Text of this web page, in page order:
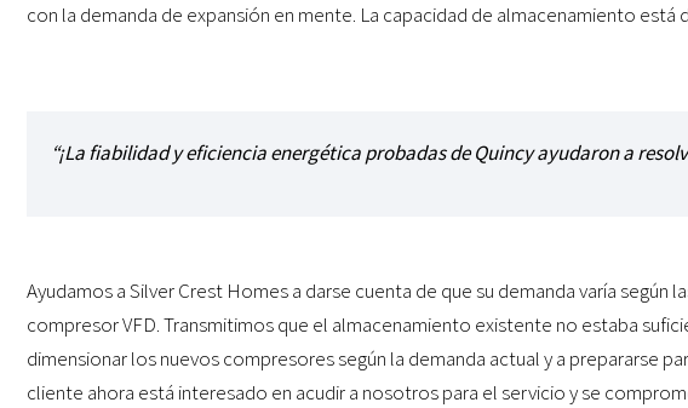
con la demanda de expansión en mente. La capacidad de almacenamiento
“¡La fiabilidad y eficiencia energética probadas de Quincy ayudaron a
Ayudamos a Silver Crest Homes a darse cuenta de que su demanda varía
compresor VFD. Transmitimos que el almacenamiento existente no estaba
dimensionar los nuevos compresores según la demanda actual y a prepararse
cliente ahora está interesado en acudir a nosotros para el servicio y se